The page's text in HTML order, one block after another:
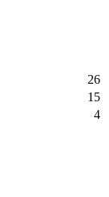
26
15
4